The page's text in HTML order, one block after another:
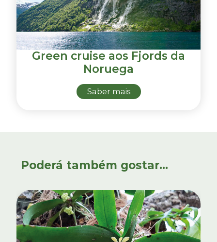
Green cruise aos Fjords da
Noruega
Saber mais
Poderá também gostar...